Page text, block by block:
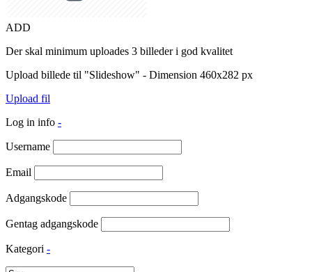
ADD
Der skal minimum uploades 3 billeder i god kvalitet
Upload billede til "Slideshow" - Dimension 460x282 px
Upload fil
Log in info -
Username
Email
Adgangskode
Gentag adgangskode
Kategori -